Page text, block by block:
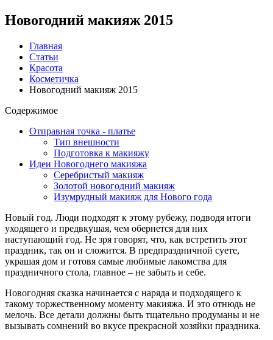
Новогодний макияж 2015
Главная
Статьи
Красота
Косметичка
Новогодний макияж 2015
Содержимое
Отправная точка - платье
Тип внешности
Подготовка к макияжу
Идеи Новогоднего макияжа
Серебристый макияж
Золотой новогодний макияж
Изумрудный макияж для Нового года
Новый год. Люди подходят к этому рубежу, подводя итоги
уходящего и предвкушая, чем обернется для них
наступающий год. Не зря говорят, что, как встретить этот
праздник, так он и сложится. В предпраздничной суете,
украшая дом и готовя самые любимые лакомства для
праздничного стола, главное – не забыть и себе.
Новогодняя сказка начинается с наряда и подходящего к
такому торжественному моменту макияжа. И это отнюдь не
мелочь. Все детали должны быть тщательно продуманы и не
вызывать сомнений во вкусе прекрасной хозяйки праздника.